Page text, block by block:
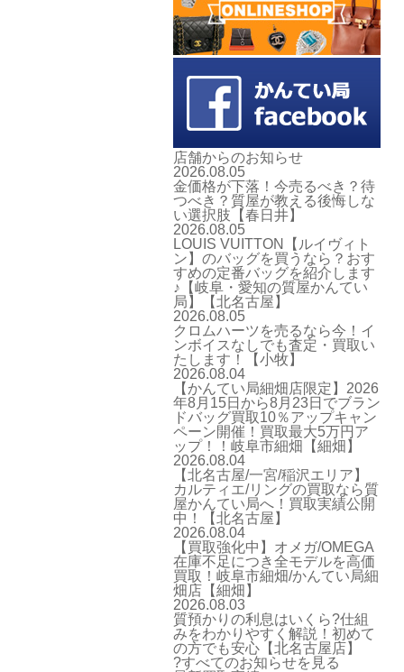
店舗からのお知らせ
2026.08.05
金価格が下落！今売るべき？待
つべき？質屋が教える後悔しな
い選択肢【春日井】
2026.08.05
LOUIS VUITTON【ルイヴィト
ン】のバッグを買うなら？おす
すめの定番バッグを紹介します
♪【岐阜・愛知の質屋かんてい
局】【北名古屋】
2026.08.05
クロムハーツを売るなら今！イ
ンボイスなしでも査定・買取い
たします！【小牧】
2026.08.04
【かんてい局細畑店限定】2026
年8月15日から8月23日でブラン
ドバッグ買取10％アップキャン
ペーン開催！買取最大5万円ア
ップ！！岐阜市細畑【細畑】
2026.08.04
【北名古屋/一宮/稲沢エリア】
カルティエ/リングの買取なら質
屋かんてい局へ！買取実績公開
中！【北名古屋】
2026.08.04
【買取強化中】オメガ/OMEGA
在庫不足につき全モデルを高価
買取！岐阜市細畑/かんてい局細
畑店【細畑】
2026.08.03
質預かりの利息はいくら?仕組
みをわかりやすく解説！初めて
の方でも安心【北名古屋店】
?すべてのお知らせを見る